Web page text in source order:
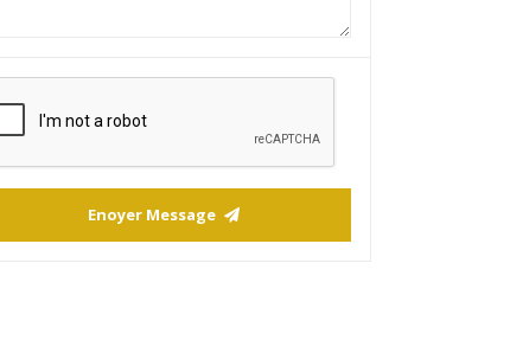
Enoyer Message